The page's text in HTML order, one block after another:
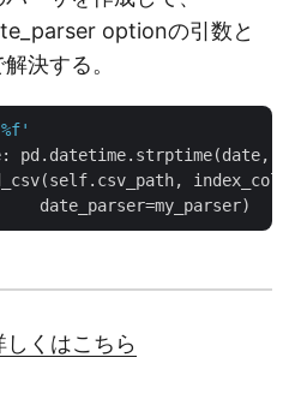
optionの引数と
決する。
pd.datetime.strptime(date,
index_col=
しくはこちら